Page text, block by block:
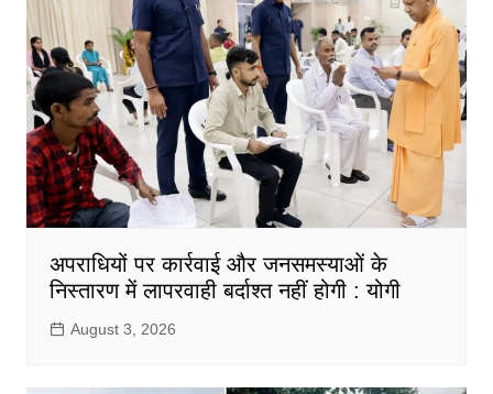
अपराधियों पर कार्रवाई और जनसमस्याओं के
निस्तारण में लापरवाही बर्दाश्त नहीं होगी : योगी
August 3, 2026